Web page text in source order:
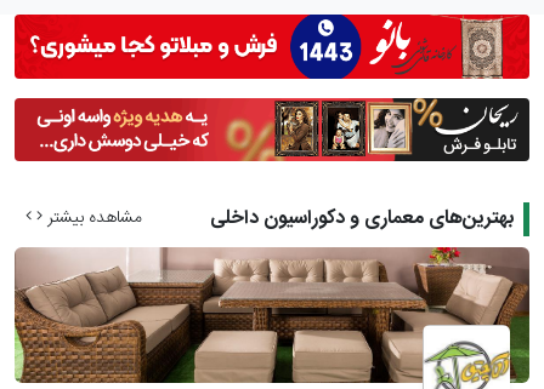
بهترین‌های معماری و دکوراسیون داخلی مشاهده بیشتر